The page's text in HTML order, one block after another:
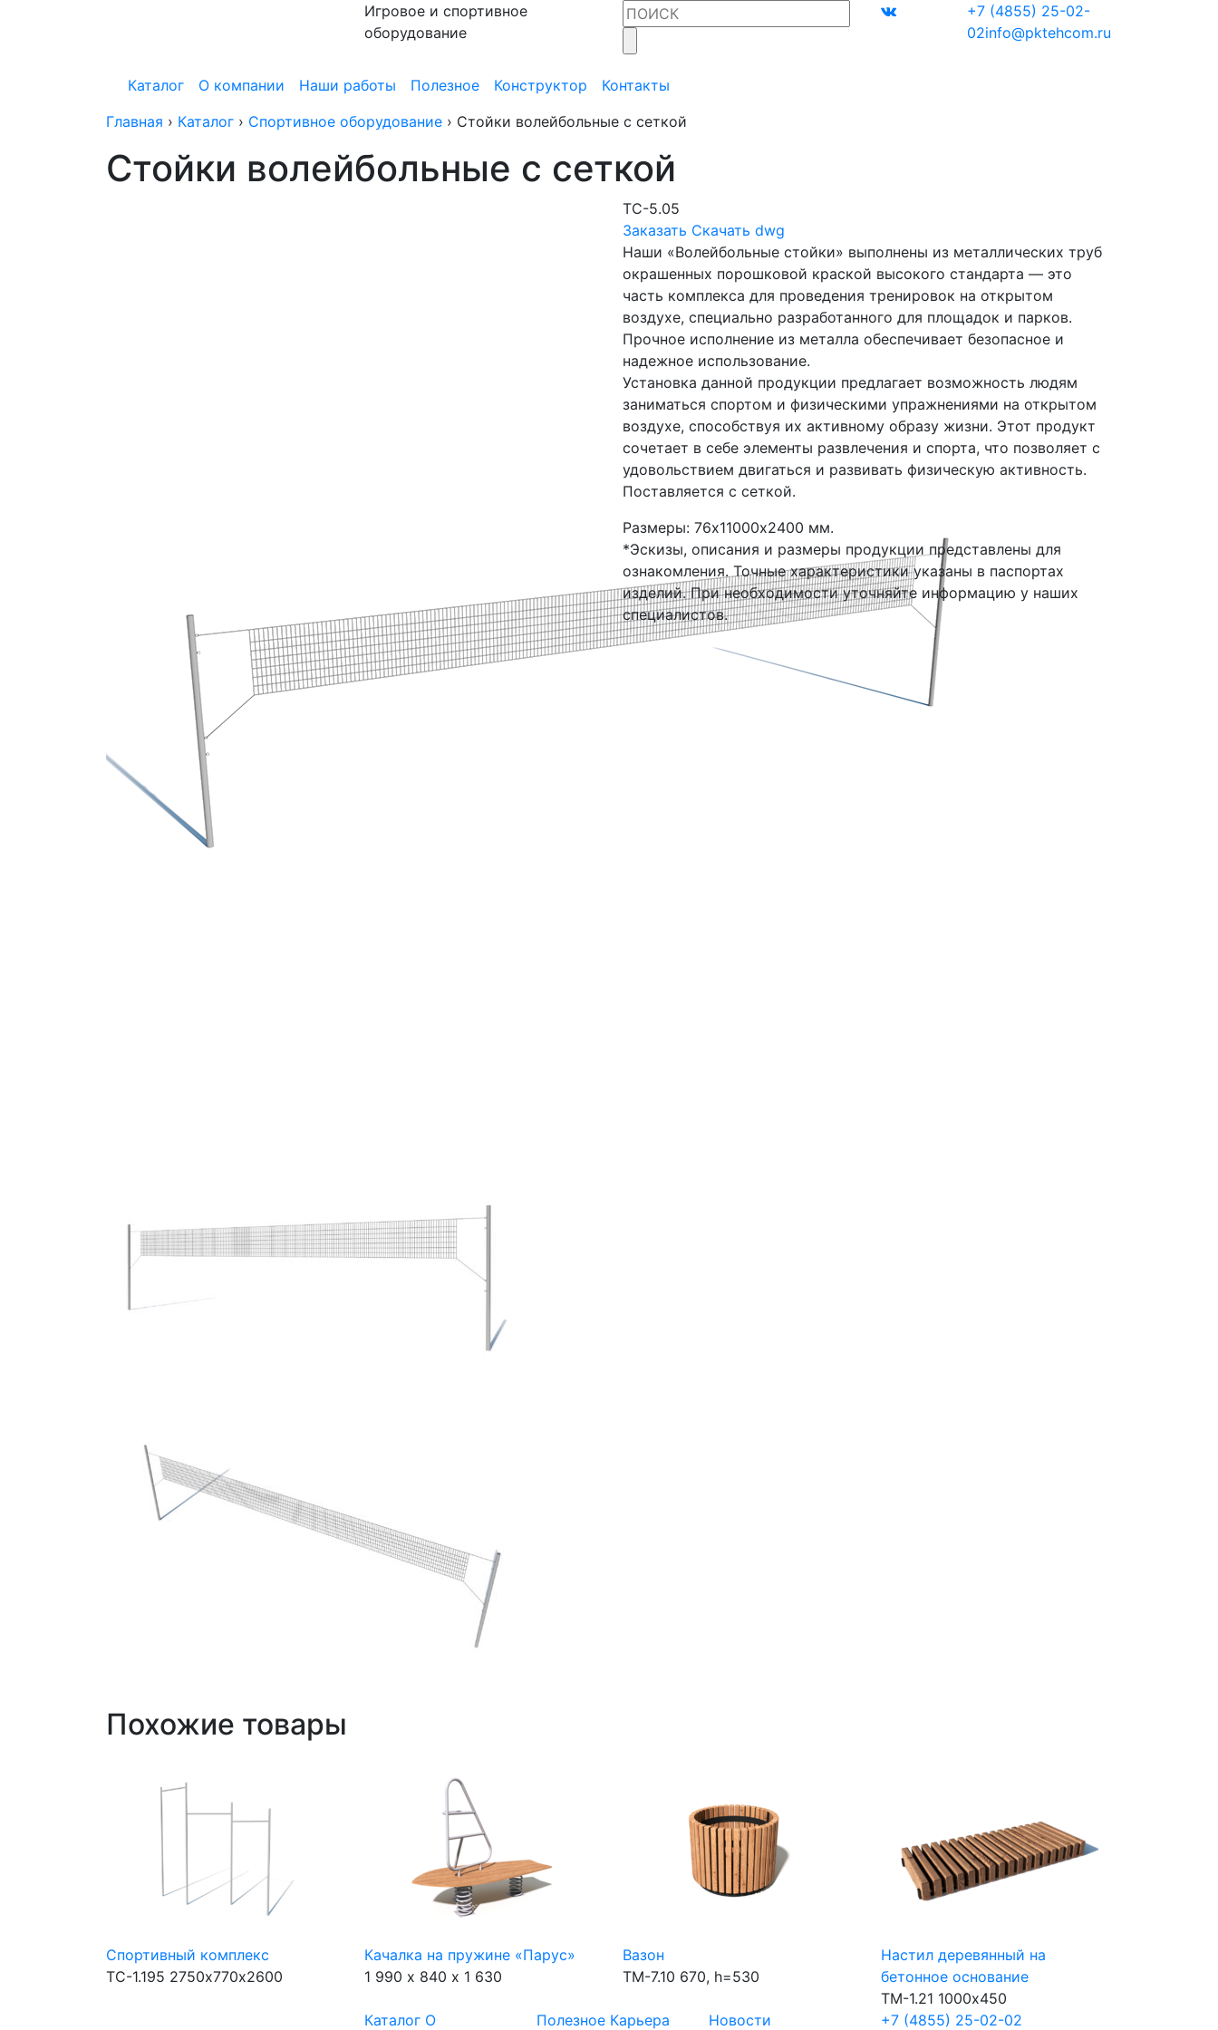
Игровое и спортивное
оборудование
+7 (4855) 25-02-
02info@pktehcom.ru
Каталог О компании Наши работы Полезное Конструктор
Контакты
Главная › Каталог › Спортивное оборудование › Стойки волейбольные с сеткой
Стойки волейбольные с сеткой
ТС-5.05
Заказать Скачать dwg
Наши «Волейбольные стойки» выполнены из металлических труб
окрашенных порошковой краской высокого стандарта — это
часть комплекса для проведения тренировок на открытом
воздухе, специально разработанного для площадок и парков.
Прочное исполнение из металла обеспечивает безопасное и
надежное использование.
Установка данной продукции предлагает возможность людям
заниматься спортом и физическими упражнениями на открытом
воздухе, способствуя их активному образу жизни. Этот продукт
сочетает в себе элементы развлечения и спорта, что позволяет с
удовольствием двигаться и развивать физическую активность.
Поставляется с сеткой.
Размеры: 76х11000х2400 мм.
*Эскизы, описания и размеры продукции представлены для
ознакомления. Точные характеристики указаны в паспортах
изделий. При необходимости уточняйте информацию у наших
специалистов.
Похожие товары
Спортивный комплекс
ТС-1.195 2750х770х2600
Качалка на пружине «Парус»
1 990 х 840 х 1 630
Вазон
ТМ-7.10 670, h=530
Настил деревянный на
бетонное основание
ТМ-1.21 1000х450
Каталог О Полезное Карьера Новости +7 (4855) 25-02-02